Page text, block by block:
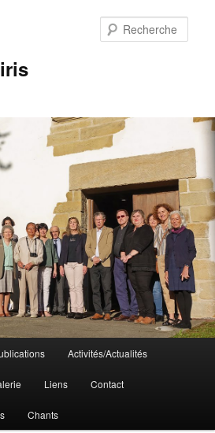
Activités/Actualités
Liens Contact
Chants